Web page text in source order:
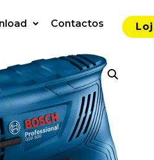
Contactos